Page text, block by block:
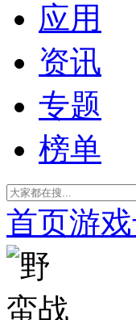
应用
资讯
专题
榜单
首页游戏